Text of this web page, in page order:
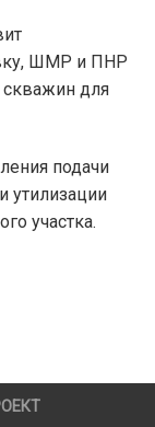
ШМР и ПНР
скважин для
подачи
утилизации
участка.